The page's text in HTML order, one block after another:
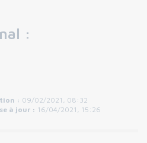
:
: 09/02/2021, 08:32
à jour : 16/04/2021, 15:26